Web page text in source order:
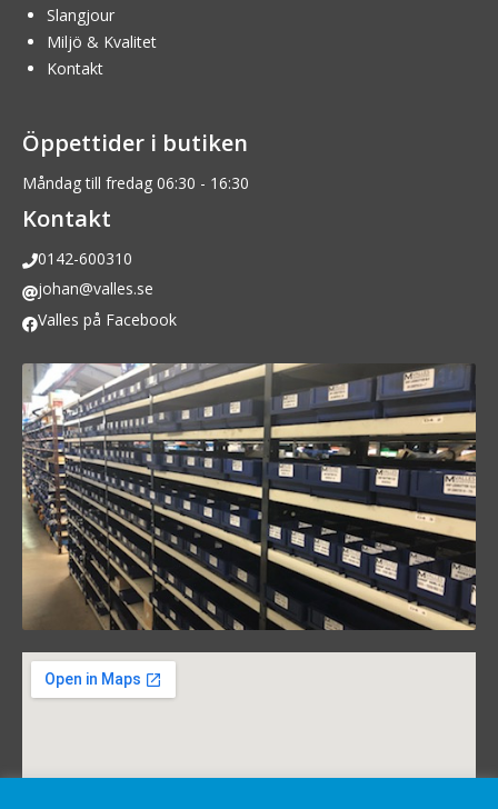
Slangjour
Miljö & Kvalitet
Kontakt
Öppettider i butiken
Måndag till fredag 06:30 - 16:30
Kontakt
0142-600310
johan@valles.se
Valles på Facebook